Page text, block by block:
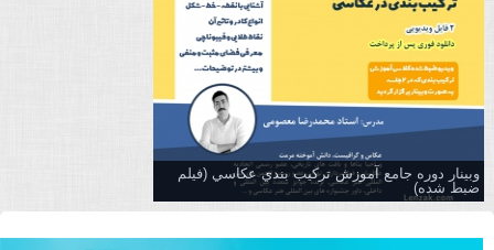
وبینار دوره جامع آموزش تركيب بندي عكاسي (فیلم
ضبط شده)